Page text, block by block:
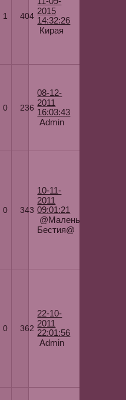
1 404 2015
14:32:26
Кирая
0 236
08-12-
2011
16:03:43
Admin
0 343
10-11-
2011
09:01:21
@Маленькая
Бестия@
0 362
22-10-
2011
22:01:56
Admin